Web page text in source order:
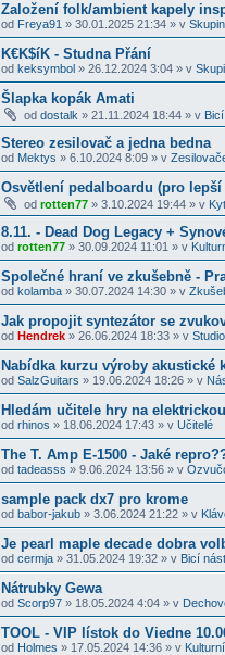
Založení folk/ambient kapely
od Freya91 » 30.01.2025 21:34 » v
K€K$íK - Studna Přání
od keksymbol » 26.12.2024 3:04 » v
Šlapka kopák Amati
od dostalk » 21.11.2024 18:44 » v
Stereo zesilovač a jedna bedna
od Mektys » 6.10.2024 8:09 » v
Osvětlení pedalboardu (pro
od rotten77 » 3.10.2024 19:44 » v
8.11. - Dead Dog Legacy +
od rotten77 » 30.09.2024 11:01 » v
Společné hraní ve zkušebně -
od kolamba » 30.07.2024 14:30 » v
Jak propojit syntezátor se
od Hendrek » 26.06.2024 18:33 » v
Nabídka kurzu výroby akustické
od SalzGuitars » 19.06.2024 18:26 » v
Hledám učitele hry na
od rhinos » 18.06.2024 17:43 » v Učitelé
The T. Amp E-1500 - Jaké
od tadeasss » 9.06.2024 13:56 » v
sample pack dx7 pro krome
od babor-jakub » 3.06.2024 21:22 » v
Je pearl maple decade dobra
od cermja » 31.05.2024 19:32 » v Bicí
Nátrubky Gewa
od Scorp97 » 18.05.2024 4:04 » v
TOOL - VIP lístok do Viedne
od Holmes » 17.05.2024 14:36 » v